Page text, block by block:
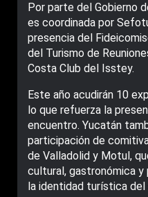
Por parte del Gobierno
es coordinada por
presencia del
del Turismo de
Costa Club del Isstey.
Este año acudirán 10
lo que refuerza la
encuentro. Yucatán
participación de
de Valladolid y Motul,
cultural, gastronómica
la identidad turística del